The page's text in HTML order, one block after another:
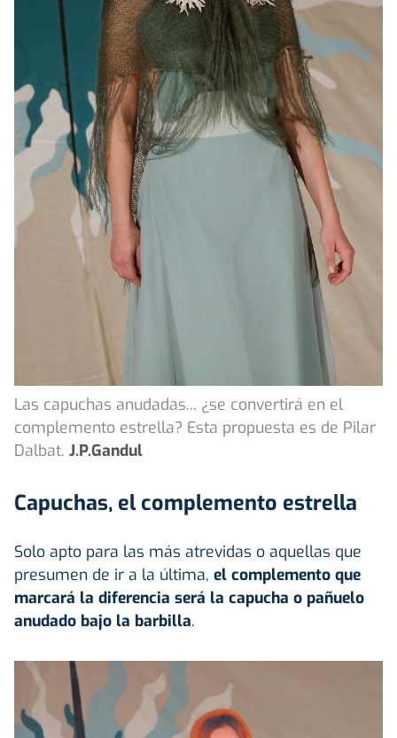
Las capuchas anudadas... ¿se convertirá en el
complemento estrella? Esta propuesta es de Pilar
Dalbat. J.P.Gandul
Capuchas, el complemento estrella
Solo apto para las más atrevidas o aquellas que
presumen de ir a la última, el complemento que
marcará la diferencia será la capucha o pañuelo
anudado bajo la barbilla.